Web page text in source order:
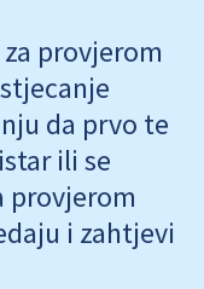
provjerom
da prvo te
ili se
provjerom
i zahtjevi